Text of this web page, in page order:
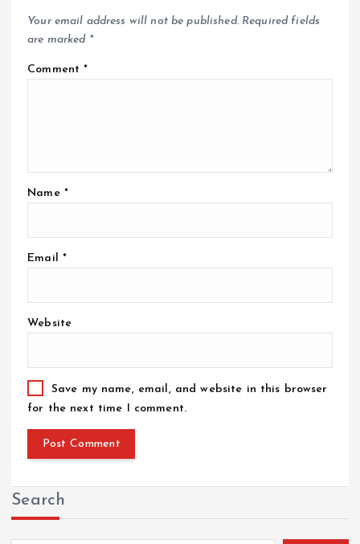
Your email address will not be published. Required fields
are marked *
Comment*
Name *
Email *
Website
Save my name, email, and website in this browser
for the next time I comment.
Search